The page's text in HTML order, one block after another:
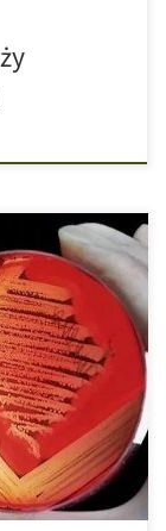
może być
badań na
być nową
Guardian
pod kątem ich
[…]